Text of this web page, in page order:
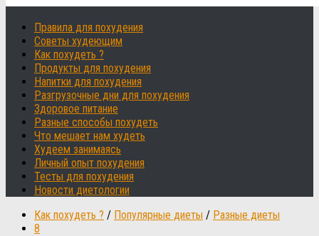
Правила для похудения
Советы худеющим
Как похудеть ?
Продукты для похудения
Напитки для похудения
Разгрузочные дни для похудения
Здоровое питание
Разные способы похудеть
Что мешает нам худеть
Худеем занимаясь
Личный опыт похудения
Тесты для похудения
Новости диетологии
Как похудеть ? / Популярные диеты / Разные диеты
8